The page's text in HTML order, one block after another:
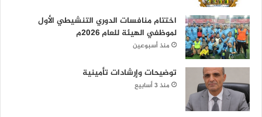
اختتام منافسات الدوري التنشيطي الأول
لموظفي الهيئة للعام 2026م
منذ أسبوعين
توضيحات وإرشادات تأمينية
منذ 3 أسابيع